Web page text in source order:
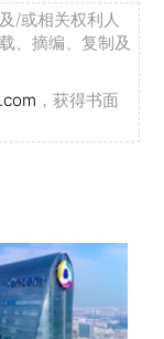
/或相关权利人
、摘编、复制及
，获得书面